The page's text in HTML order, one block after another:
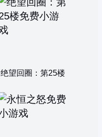
绝望回圈：第25楼